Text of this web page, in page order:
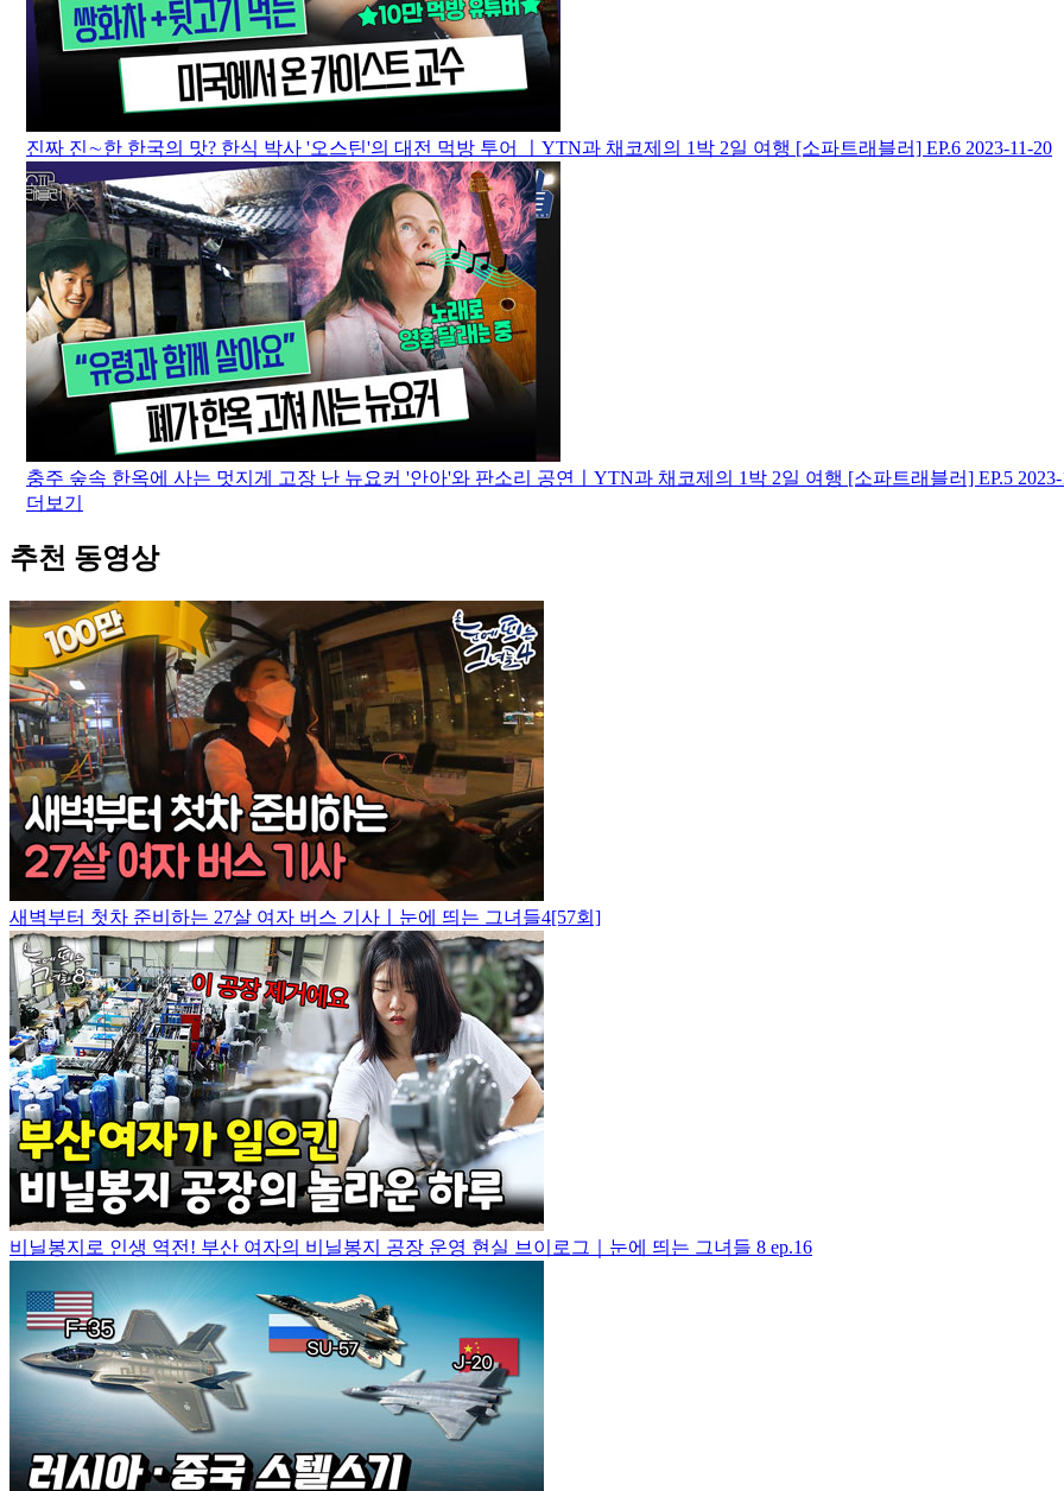
진짜 진∼한 한국의 맛? 한식 박사 '오스틴'의 대전 먹방 투어 ㅣYTN과 채코제의 1박 2일 여행 [소파트래블러] EP.6 2023-11-20
충주 숲속 한옥에 사는 멋지게 고장 난 뉴요커 '안아'와 판소리 공연ㅣYTN과 채코제의 1박 2일 여행 [소파트래블러] EP.5
더보기
추천 동영상
새벽부터 첫차 준비하는 27살 여자 버스 기사ㅣ눈에 띄는 그녀들4[57회]
비닐봉지로 인생 역전! 부산 여자의 비닐봉지 공장 운영 현실 브이로그｜눈에 띄는 그녀들 8 ep.16